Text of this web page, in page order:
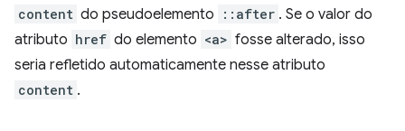
content do pseudoelemento ::after . Se o valor do
atributo href do elemento <a> fosse alterado, isso
seria refletido automaticamente nesse atributo
content .